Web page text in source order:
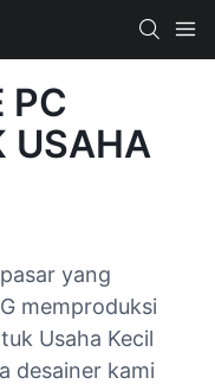
PC
USAHA
yang
memproduksi
Usaha Kecil
desainer kami